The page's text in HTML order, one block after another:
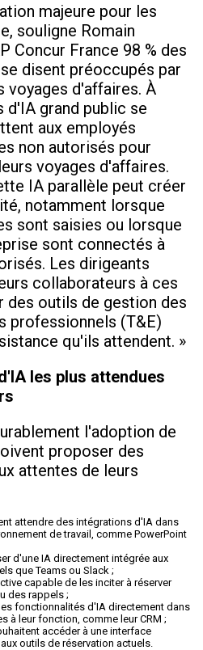
majeure pour les
souligne Romain
Concur France 98 % des
disent préoccupés par
voyages d'affaires. À
d'IA grand public se
aux employés
non autorisés pour
voyages d'affaires.
IA parallèle peut créer
notamment lorsque
sont saisies ou lorsque
sont connectés à
Les dirigeants
collaborateurs à ces
des outils de gestion des
professionnels (T&E)
qu'ils attendent. »
les plus attendues
l'adoption de
proposer des
attentes de leurs
attendre des intégrations d'IA dans
de travail, comme PowerPoint
d'une IA directement intégrée aux
que Teams ou Slack ;
capable de les inciter à réserver
des rappels ;
fonctionnalités d'IA directement dans
à leur fonction, comme leur CRM ;
accéder à une interface
outils de réservation actuels.